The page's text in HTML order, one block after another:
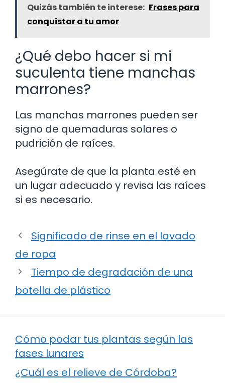
Quizás también te interese: Frases para
conquistar a tu amor
¿Qué debo hacer si mi
suculenta tiene manchas
marrones?
Las manchas marrones pueden ser
signo de quemaduras solares o
pudrición de raíces.
Asegúrate de que la planta esté en
un lugar adecuado y revisa las raíces
si es necesario.
Significado de rinse en el lavado
de ropa
Tiempo de degradación de una
botella de plástico
Cómo podar tus plantas según las
fases lunares
¿Cuál es el relieve de Córdoba?